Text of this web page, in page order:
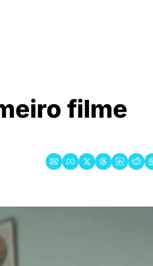
filme